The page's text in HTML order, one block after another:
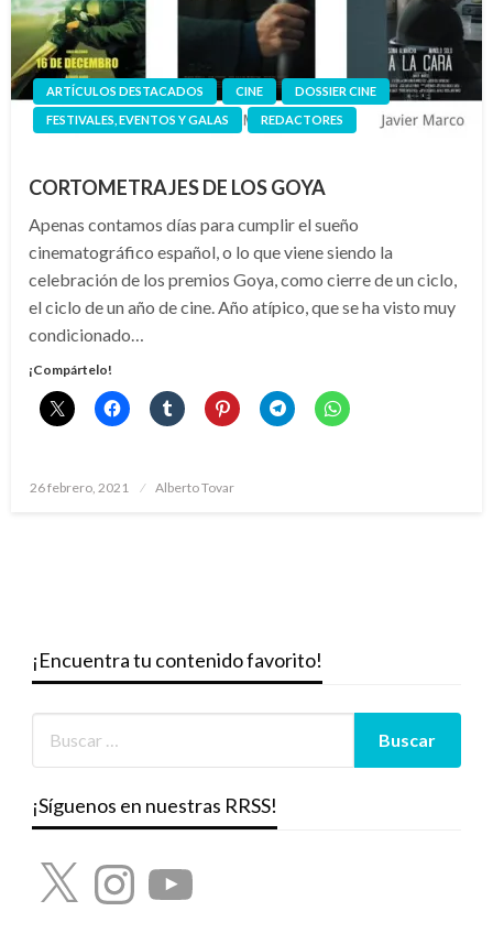
ARTÍCULOS DESTACADOS CINE
DOSSIER CINE
FESTIVALES, EVENTOS Y GALAS
REDACTORES
CORTOMETRAJES DE LOS GOYA
Apenas contamos días para cumplir el sueño
cinematográfico español, o lo que viene siendo la
celebración de los premios Goya, como cierre de un ciclo,
el ciclo de un año de cine. Año atípico, que se ha visto muy
condicionado…
¡Compártelo!
Publicado
26 febrero, 2021 Alberto Tovar
¡Encuentra tu contenido favorito!
¡Síguenos en nuestras RRSS!
X InstagramYouTube